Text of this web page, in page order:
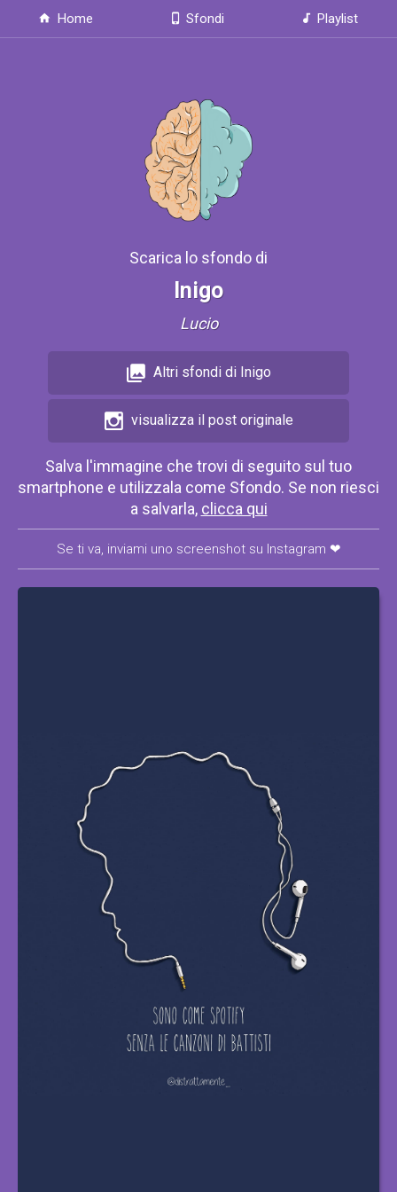
Home Sfondi Playlist
Scarica lo sfondo di
Inigo
Lucio
Altri sfondi di Inigo
visualizza il post originale
Salva l'immagine che trovi di seguito sul tuo
smartphone e utilizzala come Sfondo. Se non riesci
a salvarla, clicca qui
Se ti va, inviami uno screenshot su Instagram ❤